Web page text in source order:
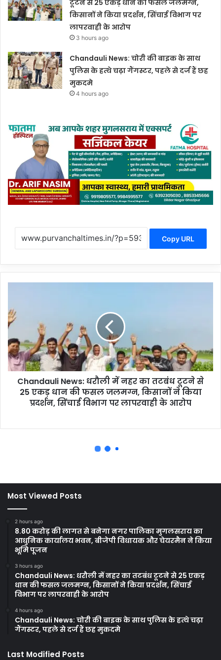
Most Viewed Posts
2 hours ago
8.80 करोड़ की लागत से बनेगा नगर पालिका मुगलसराय का
आधुनिक कार्यालय भवन, बीजेपी विधायक और चेयरमैन ने किया
भूमि पूजन
3 hours ago
Chandauli News: धरौली में नहर का तटबंध टूटने से 25 एकड़
धान की फसल जलमग्न, किसानों ने किया प्रदर्शन, सिंचाई
विभाग पर लापरवाही के आरोप
4 hours ago
Chandauli News: चोरी की बाइक के साथ पुलिस के हत्थे चढ़ा
गैंगस्टर, पहले से दर्ज हैं छह मुकदमे
Last Modified Posts